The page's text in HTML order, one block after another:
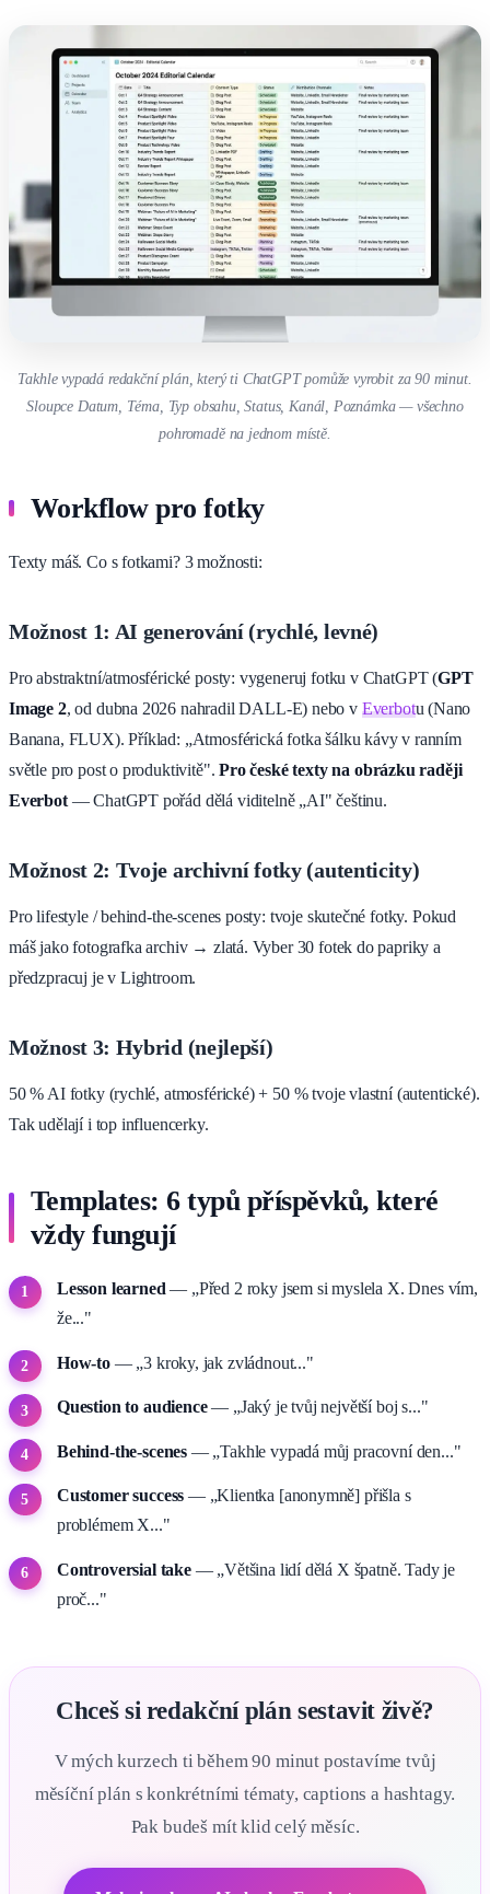
Takhle vypadá redakční plán, který ti ChatGPT pomůže vyrobit za 90 minut.
Sloupce Datum, Téma, Typ obsahu, Status, Kanál, Poznámka — všechno
pohromadě na jednom místě.
Workflow pro fotky
Texty máš. Co s fotkami? 3 možnosti:
Možnost 1: AI generování (rychlé, levné)
Pro abstraktní/atmosférické posty: vygeneruj fotku v ChatGPT (GPT
Image 2, od dubna 2026 nahradil DALL-E) nebo v Everbotu (Nano
Banana, FLUX). Příklad: „Atmosférická fotka šálku kávy v ranním
světle pro post o produktivitě".Pro české texty na obrázku raději
Everbot— ChatGPT pořád dělá viditelně „AI" češtinu.
Možnost 2: Tvoje archivní fotky (autenticity)
Pro lifestyle / behind-the-scenes posty: tvoje skutečné fotky. Pokud
máš jako fotografka archiv → zlatá. Vyber 30 fotek do papriky a
předzpracuj je v Lightroom.
Možnost 3: Hybrid (nejlepší)
50 % AI fotky (rychlé, atmosférické) + 50 % tvoje vlastní (autentické).
Tak udělají i top influencerky.
Templates: 6 typů příspěvků, které
vždy fungují
Lesson learned — „Před 2 roky jsem si myslela X. Dnes vím,
že..."
How-to— „3 kroky, jak zvládnout..."
Question to audience— „Jaký je tvůj největší boj s..."
Behind-the-scenes — „Takhle vypadá můj pracovní den..."
Customer success — „Klientka [anonymně] přišla s
problémem X..."
Controversial take— „Většina lidí dělá X špatně. Tady je
proč..."
Chceš si redakční plán sestavit živě?
V mých kurzech ti během 90 minut postavíme tvůj
měsíční plán s konkrétními tématy, captions a hashtagy.
Pak budeš mít klid celý měsíc.